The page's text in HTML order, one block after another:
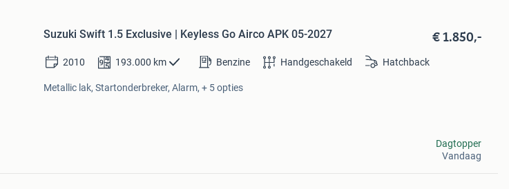
Suzuki Swift 1.5 Exclusive | Keyless Go Airco APK 05-2027 € 1.850,-
2010 193.000 km Benzine Handgeschakeld Hatchback
Metallic lak, Startonderbreker, Alarm, + 5 opties
Dagtopper
Vandaag